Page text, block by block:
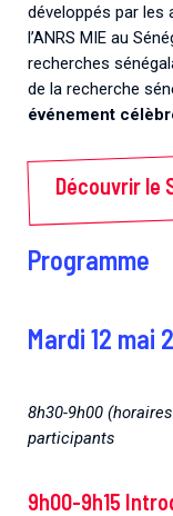
développés par les
l’ANRS MIE au
recherches
de la recherche
événement
Découvrir le
Programme
Mardi 12 mai
8h30-9h00
participants
9h00-9h15